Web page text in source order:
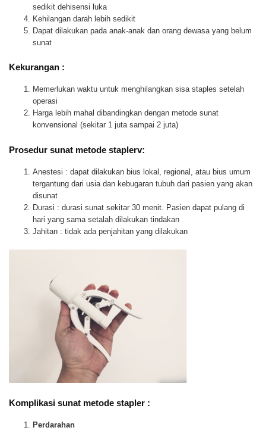
sedikit dehisensi luka
Kehilangan darah lebih sedikit
Dapat dilakukan pada anak-anak dan orang dewasa yang belum
sunat
Kekurangan :
Memerlukan waktu untuk menghilangkan sisa staples setelah
operasi
Harga lebih mahal dibandingkan dengan metode sunat
konvensional (sekitar 1 juta sampai 2 juta)
Prosedur sunat metode staplerv:
Anestesi : dapat dilakukan bius lokal, regional, atau bius umum
tergantung dari usia dan kebugaran tubuh dari pasien yang akan
disunat
Durasi : durasi sunat sekitar 30 menit. Pasien dapat pulang di
hari yang sama setalah dilakukan tindakan
Jahitan : tidak ada penjahitan yang dilakukan
Komplikasi sunat metode stapler :
Perdarahan